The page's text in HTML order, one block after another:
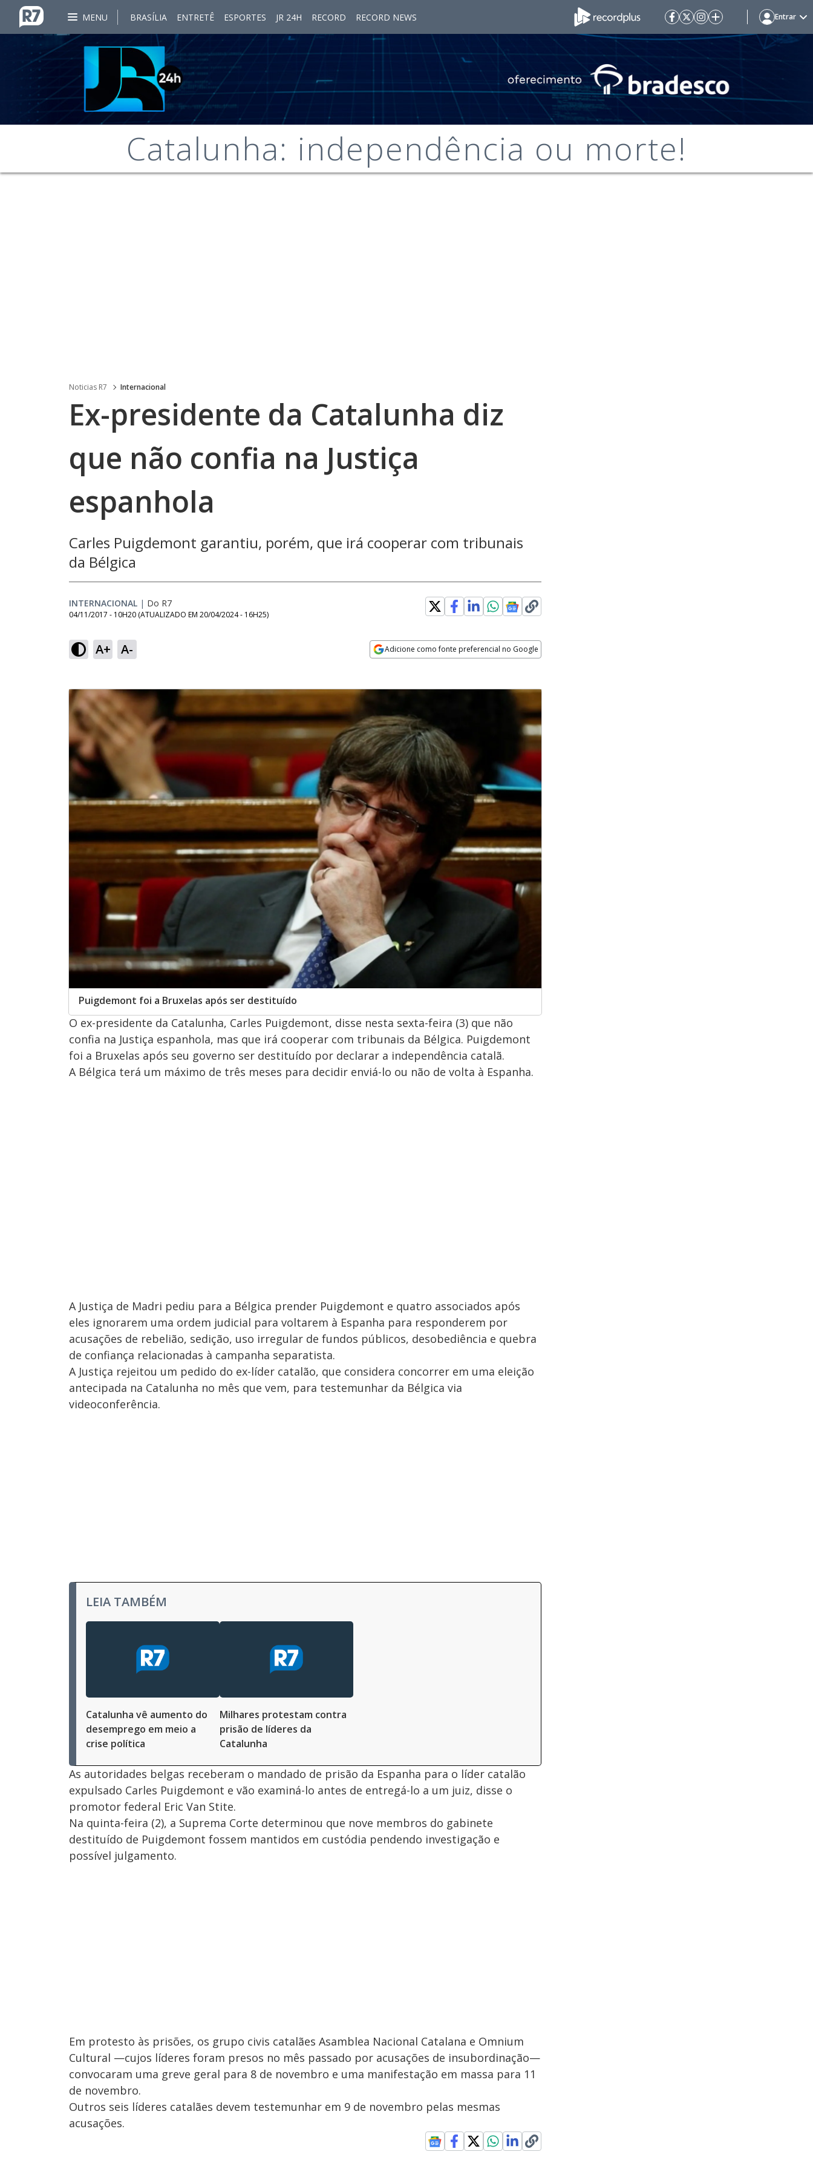
MENU BRASÍLIA ENTRETÊ ESPORTES JR 24H RECORD RECORD NEWS Entrar
Catalunha: independência ou morte!
Noticias R7 Internacional
Ex-presidente da Catalunha diz
que não confia na Justiça
espanhola
Carles Puigdemont garantiu, porém, que irá cooperar com tribunais
da Bélgica
INTERNACIONAL | Do R7
04/11/2017 - 10H20 (ATUALIZADO EM 20/04/2024 - 16H25)
A+ A- Adicione como fonte preferencial no Google
Puigdemont foi a Bruxelas após ser destituído
O ex-presidente da Catalunha, Carles Puigdemont, disse nesta sexta-feira (3) que não
confia na Justiça espanhola, mas que irá cooperar com tribunais da Bélgica. Puigdemont
foi a Bruxelas após seu governo ser destituído por declarar a independência catalã.
A Bélgica terá um máximo de três meses para decidir enviá-lo ou não de volta à Espanha.
A Justiça de Madri pediu para a Bélgica prender Puigdemont e quatro associados após
eles ignorarem uma ordem judicial para voltarem à Espanha para responderem por
acusações de rebelião, sedição, uso irregular de fundos públicos, desobediência e quebra
de confiança relacionadas à campanha separatista.
A Justiça rejeitou um pedido do ex-líder catalão, que considera concorrer em uma eleição
antecipada na Catalunha no mês que vem, para testemunhar da Bélgica via
videoconferência.
LEIA TAMBÉM
Catalunha vê aumento do
desemprego em meio a
crise política
Milhares protestam contra
prisão de líderes da
Catalunha
As autoridades belgas receberam o mandado de prisão da Espanha para o líder catalão
expulsado Carles Puigdemont e vão examiná-lo antes de entregá-lo a um juiz, disse o
promotor federal Eric Van Stite.
Na quinta-feira (2), a Suprema Corte determinou que nove membros do gabinete
destituído de Puigdemont fossem mantidos em custódia pendendo investigação e
possível julgamento.
Em protesto às prisões, os grupo civis catalães Asamblea Nacional Catalana e Omnium
Cultural —cujos líderes foram presos no mês passado por acusações de insubordinação—
convocaram uma greve geral para 8 de novembro e uma manifestação em massa para 11
de novembro.
Outros seis líderes catalães devem testemunhar em 9 de novembro pelas mesmas
acusações.